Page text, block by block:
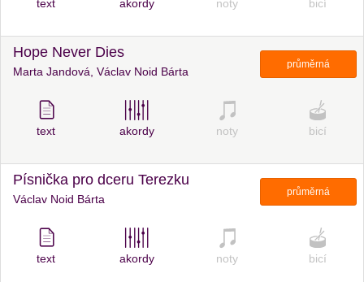
text akordy noty bicí
Hope Never Dies
Marta Jandová, Václav Noid Bárta
průměrná
text akordy noty bicí
Písnička pro dceru Terezku
Václav Noid Bárta
průměrná
text akordy noty bicí